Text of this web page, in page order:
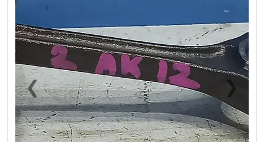
❮Previous ❯